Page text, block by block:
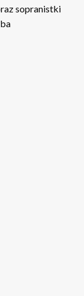
sopranistki